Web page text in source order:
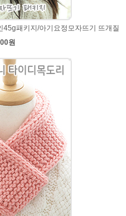
패키지/아기요정모자뜨기 뜨개질
원